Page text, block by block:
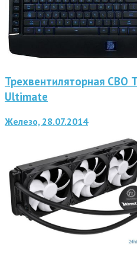
Трехвентиляторная СВО
Ultimate
Железо, 28.07.2014